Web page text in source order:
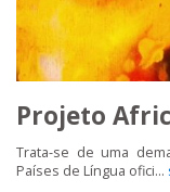
Projeto
Trata-se de uma
Países de Língua ofici...